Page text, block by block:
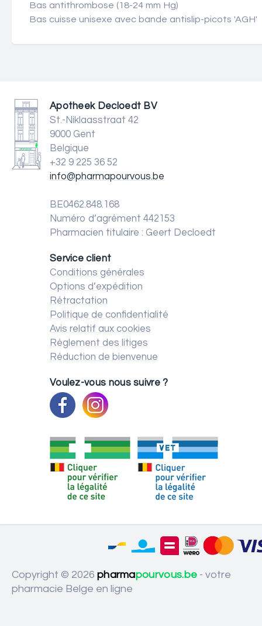
Bas antithrombose (18-24 mm Hg)
Bas cuisse unisexe avec bande antislip-picots 'AGH'
Apotheek Decloedt BV
St.-Niklaasstraat 42
9000 Gent
Belgique
+32 9 225 36 52
info@pharmapourvous.be
BE0462.848.168
Numéro d’agrément 442153
Pharmacien titulaire : Geert Decloedt
Service client
Conditions générales
Options d’expédition
Rétractation
Politique de confidentialité
Avis relatif aux cookies
Règlement des litiges
Réduction de bienvenue
Voulez-vous nous suivre ?
Copyright © 2026 pharmapourvous.be - votre
pharmacie Belge en ligne